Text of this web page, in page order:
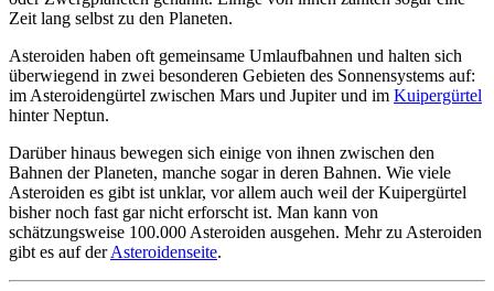
Zeit lang selbst zu den Planeten.
Asteroiden haben oft gemeinsame Umlaufbahnen und halten sich
überwiegend in zwei besonderen Gebieten des Sonnensystems auf:
im Asteroidengürtel zwischen Mars und Jupiter und im Kuipergürtel
hinter Neptun.
Darüber hinaus bewegen sich einige von ihnen zwischen den
Bahnen der Planeten, manche sogar in deren Bahnen. Wie viele
Asteroiden es gibt ist unklar, vor allem auch weil der Kuipergürtel
bisher noch fast gar nicht erforscht ist. Man kann von
schätzungsweise 100.000 Asteroiden ausgehen. Mehr zu Asteroiden
gibt es auf derAsteroidenseite.